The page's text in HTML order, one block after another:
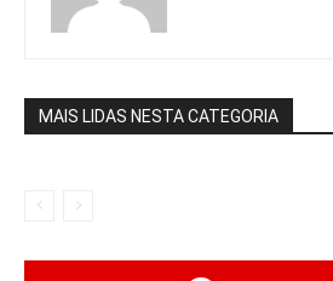
MAIS LIDAS NESTA CATEGORIA